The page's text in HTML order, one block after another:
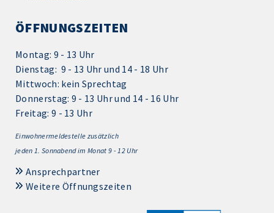
ÖFFNUNGSZEITEN
Montag: 9 - 13 Uhr
Dienstag: 9 - 13 Uhr und 14 - 18 Uhr
Mittwoch: kein Sprechtag
Donnerstag: 9 - 13 Uhr und 14 - 16 Uhr
Freitag: 9 - 13 Uhr
Einwohnermeldestelle zusätzlich
jeden 1. Sonnabend im Monat 9 - 12 Uhr
Ansprechpartner
Weitere Öffnungszeiten